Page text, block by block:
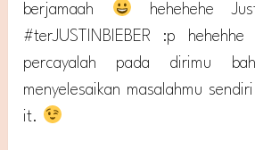
berjamaah
hehehehe
#terJUSTINBIEBER :p
percayalah pada dirimu
menyelesaikan masalahmu
it.